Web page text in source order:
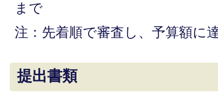
まで
注：先着順で審査し、予算額に
提出書類